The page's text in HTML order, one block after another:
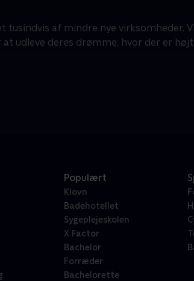
tusindvis af mindre nye virksomheder.
udleve deres drømme, hvor der er
Populært
Klovn
Badehotellet
Sygeplejeskolen
X Factor
Bachelor
Forræder
Bachelorette